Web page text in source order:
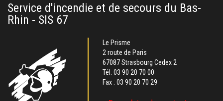
Service d'incendie et de secours du Bas-
Rhin - SIS 67
Le Prisme
2 route de Paris
67087 Strasbourg Cedex 2
Tél. 03 90 20 70 00
Fax : 03 90 20 70 29